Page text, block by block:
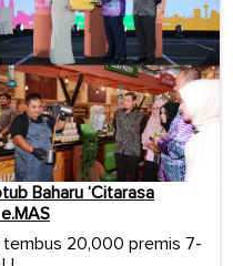
Baharu ‘Citarasa
tembus 20,000 premis 7-